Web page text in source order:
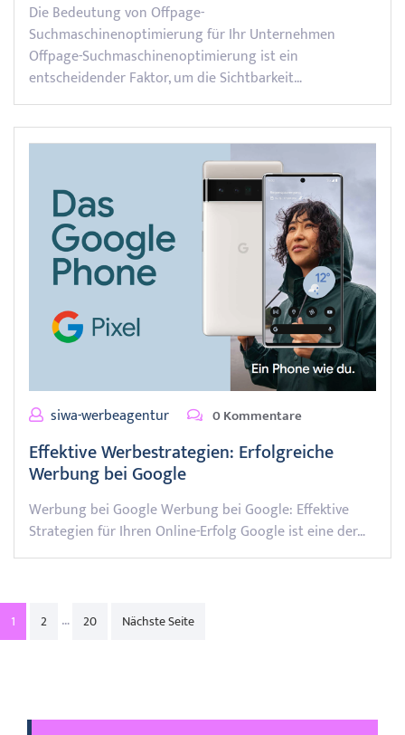
Die Bedeutung von Offpage-
Suchmaschinenoptimierung für Ihr Unternehmen
Offpage-Suchmaschinenoptimierung ist ein
entscheidender Faktor, um die Sichtbarkeit…
siwa-werbeagentur 0 Kommentare
Effektive Werbestrategien: Erfolgreiche
Werbung bei Google
Werbung bei Google Werbung bei Google: Effektive
Strategien für Ihren Online-Erfolg Google ist eine der…
Posts
pagination
1 2 … 20 Nächste Seite